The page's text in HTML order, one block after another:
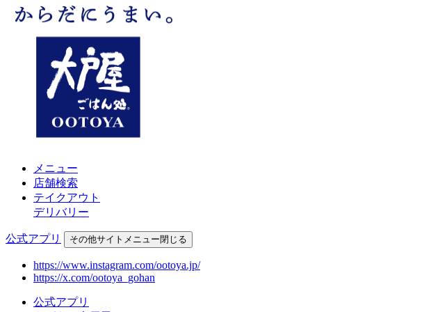
メニュー
店舗検索
テイクアウト
デリバリー
公式アプリ その他サイトメニュー閉じる
https://www.instagram.com/ootoya.jp/
https://x.com/ootoya_gohan
公式アプリ